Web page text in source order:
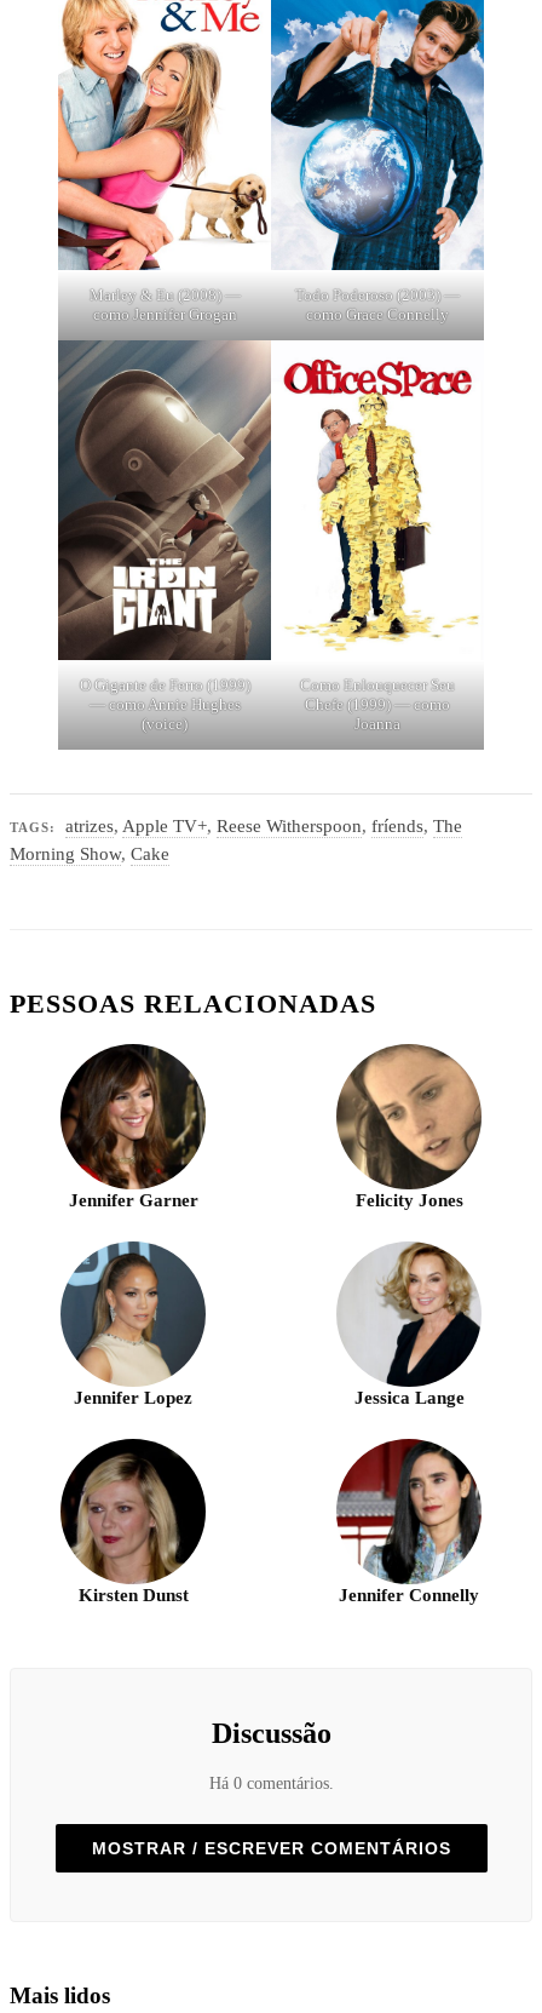
Marley & Eu (2008) —
como Jennifer Grogan
Todo Poderoso (2003) —
como Grace Connelly
O Gigante de Ferro (1999)
— como Annie Hughes
(voice)
Como Enlouquecer Seu
Chefe (1999) — como
Joanna
TAGS: atrizes, Apple TV+,Reese Witherspoon,fríends,The
Morning Show, Cake
PESSOAS RELACIONADAS
Jennifer Garner Felicity Jones
Jennifer Lopez Jessica Lange
Kirsten Dunst Jennifer Connelly
Discussão
Há 0 comentários.
MOSTRAR / ESCREVER COMENTÁRIOS
Mais lidos